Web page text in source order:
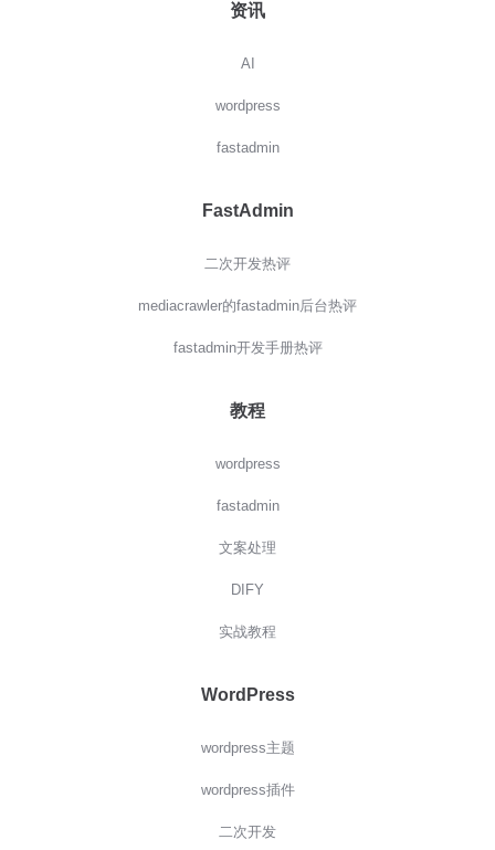
资讯
AI
wordpress
fastadmin
FastAdmin
二次开发热评
mediacrawler的fastadmin后台热评
fastadmin开发手册热评
教程
wordpress
fastadmin
文案处理
DIFY
实战教程
WordPress
wordpress主题
wordpress插件
二次开发